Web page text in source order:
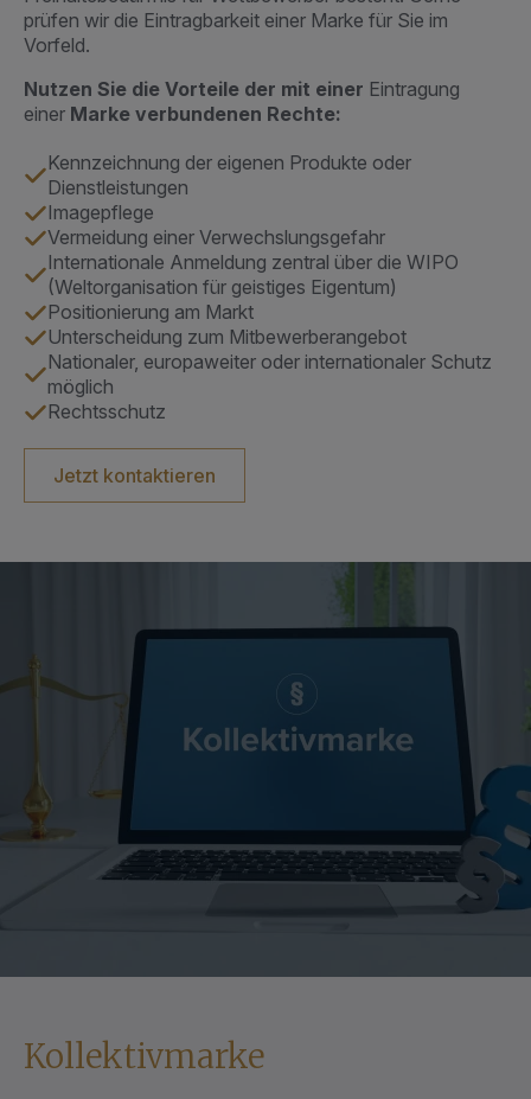
prüfen wir die Eintragbarkeit einer Marke für Sie im
Vorfeld.
Nutzen Sie die Vorteile der mit einer Eintragung
einer Marke verbundenen Rechte:
Kennzeichnung der eigenen Produkte oder
Dienstleistungen
Imagepflege
Vermeidung einer Verwechslungsgefahr
Internationale Anmeldung zentral über die WIPO
(Weltorganisation für geistiges Eigentum)
Positionierung am Markt
Unterscheidung zum Mitbewerberangebot
Nationaler, europaweiter oder internationaler Schutz
möglich
Rechtsschutz
Jetzt kontaktieren
Kollektivmarke